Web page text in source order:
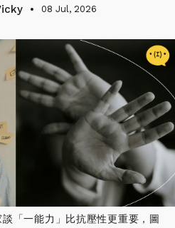
08 Jul, 2026
「一能力」比抗壓性更重要，圖